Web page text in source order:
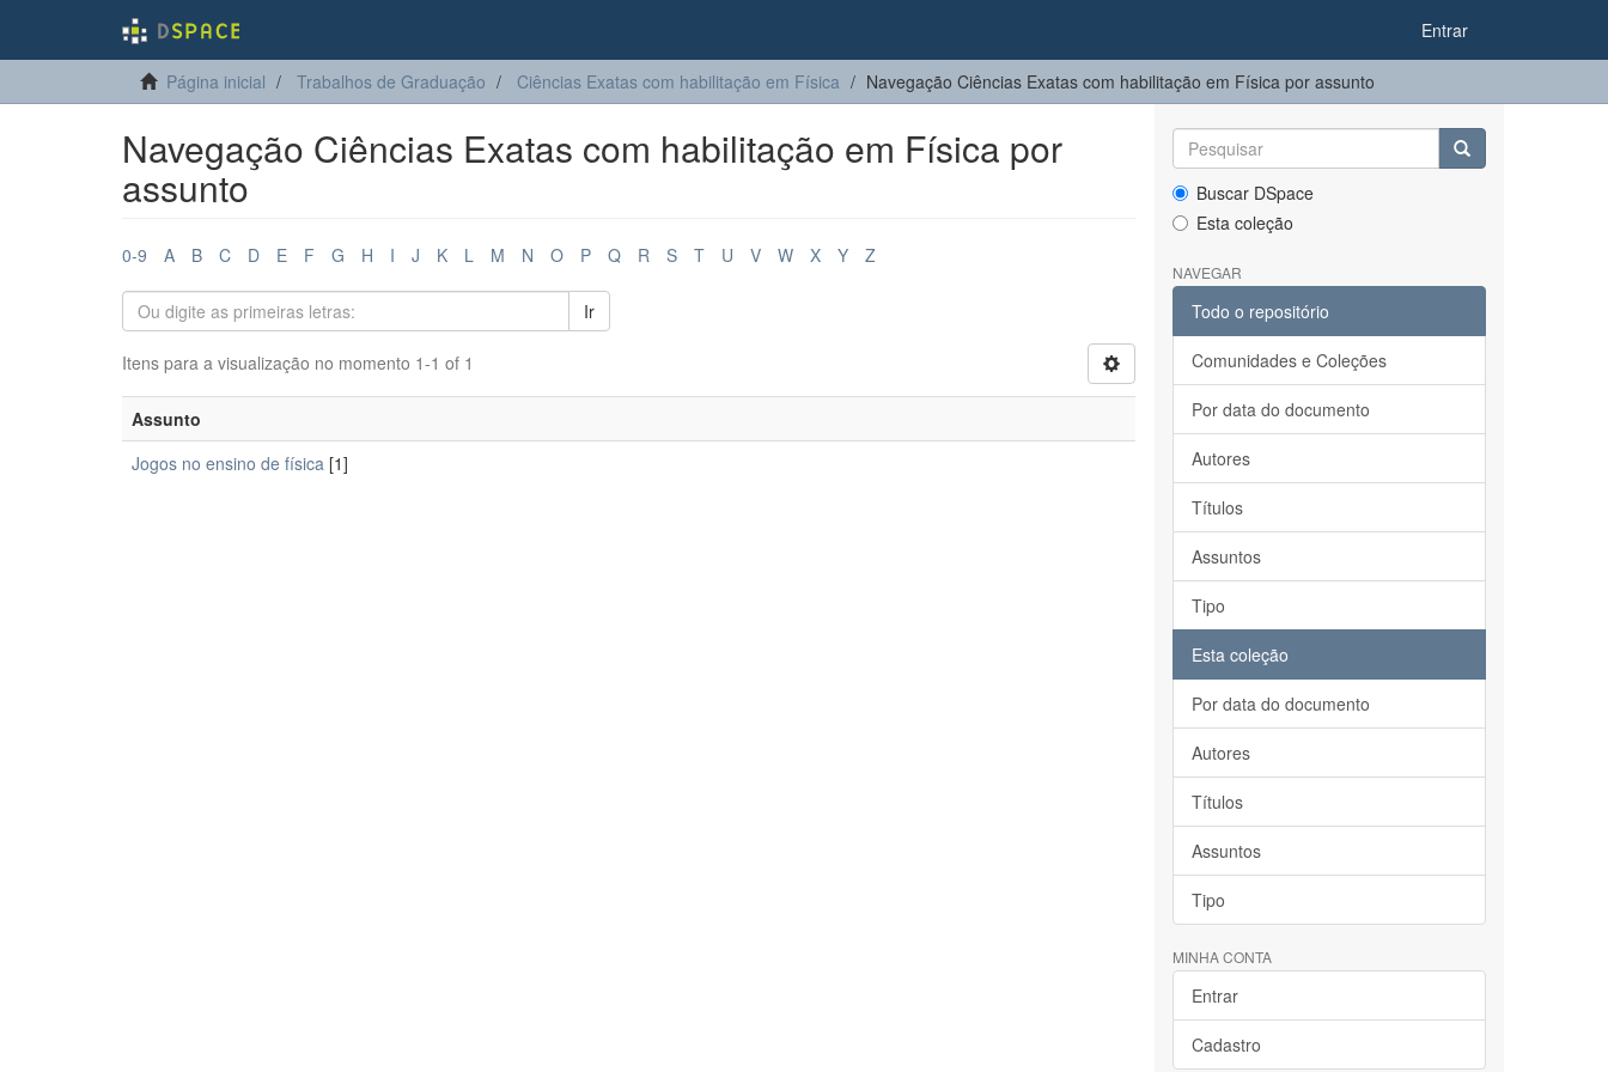
Entrar
Página inicial Trabalhos de Graduação Ciências Exatas com habilitação em Física Navegação Ciências Exatas com habilitação em Física por assunto
Navegação Ciências Exatas com habilitação em Física por
assunto
0-9 A B C D E F G H I J K L M N O P Q R S T U V W X Y Z
Ir
Itens para a visualização no momento 1-1 of 1
Assunto
Jogos no ensino de física [1]
Buscar DSpace
Esta coleção
NAVEGAR
Todo o repositório
Comunidades e Coleções
Por data do documento
Autores
Títulos
Assuntos
Tipo
Esta coleção
Por data do documento
Autores
Títulos
Assuntos
Tipo
MINHA CONTA
Entrar
Cadastro